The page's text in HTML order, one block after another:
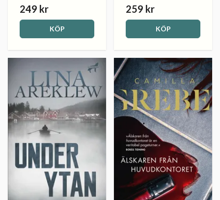
249 kr
KÖP
259 kr
KÖP